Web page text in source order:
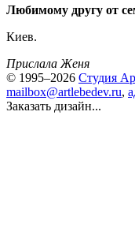
Любимому другу от
Киев.
Прислала Женя
© 1995–2026 Студия
mailbox@artlebedev.ru,
Заказать дизайн...